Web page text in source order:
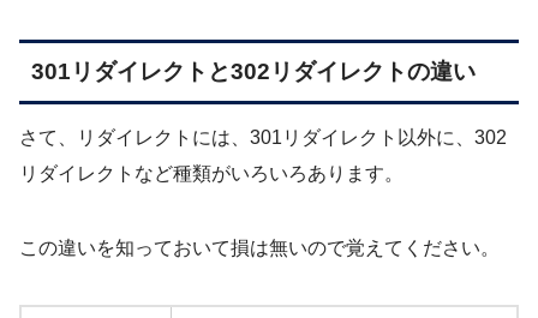
301リダイレクトと302リダイレクトの違い
さて、リダイレクトには、301リダイレクト以外に、302
リダイレクトなど種類がいろいろあります。
この違いを知っておいて損は無いので覚えてください。